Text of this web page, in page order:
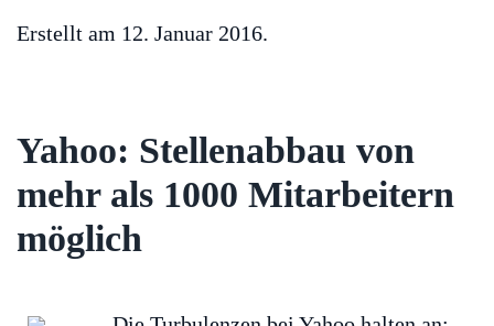
Erstellt am 12. Januar 2016.
Yahoo: Stellenabbau von
mehr als 1000 Mitarbeitern
möglich